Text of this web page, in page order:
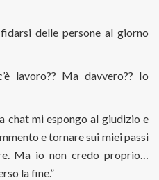
delle persone al giorno
lavoro?? Ma davvero?? Io
chat mi espongo al giudizio e
e tornare sui miei passi
Ma io non credo proprio…
la fine.”